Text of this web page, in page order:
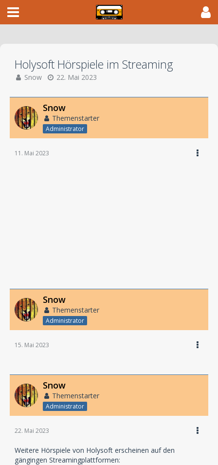
Holysoft Hörspiele im Streaming
Snow 22. Mai 2023
Snow
Themenstarter
Administrator
11. Mai 2023
Snow
Themenstarter
Administrator
15. Mai 2023
Snow
Themenstarter
Administrator
22. Mai 2023
Weitere Hörspiele von Holysoft erscheinen auf den
gängingen Streamingplattformen: